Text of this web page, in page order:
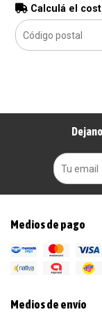
Calculá el
Medios de pago
Medios de envío